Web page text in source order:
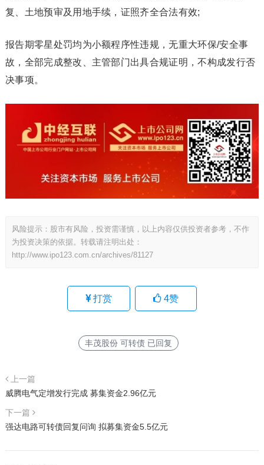
复、土地预审及用地手续，证照齐全合法有效;
报告期零星处罚均为小额程序性违规，无重大环保/安全事
故，全部完成整改、主管部门出具合规证明，不构成发行否
决事项。
风险提示：股市有风险，投资需谨慎，以上内容仅供投资者参考，不作
为投资决策的依据。转载请注明出处：
http://www.ipo123.com.cn/archives/81127
打赏 4赞
丰茂股份 可转债 已回复
上一篇
威腾电气定增发行完成 募集资金2.96亿元
下一篇
强达电路可转债回复问询 拟募集资金5.5亿元